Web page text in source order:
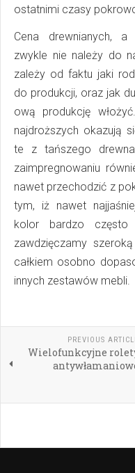
ostatnimi czasy
Cena drewnianych, a
zwykle nie należy do
zależy od faktu jaki
do produkcji, oraz jak
ową produkcję
najdroższych okazują
te z tańszego
zaimpregnowaniu
nawet przechodzić z
tym, iż nawet
kolor bardzo często
zawdzięczamy
całkiem osobno
innych zestawów mebli.
PREVIOUS
Wielofunkcyjne